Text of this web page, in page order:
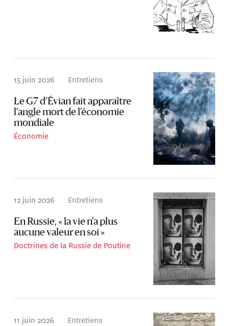
15 juin 2026 Entretiens
Le G7 d’Évian fait apparaître
l’angle mort de l’économie
mondiale
Économie
12 juin 2026 Entretiens
En Russie, « la vie n’a plus
aucune valeur en soi »
Doctrines de la Russie de Poutine
11 juin 2026 Entretiens